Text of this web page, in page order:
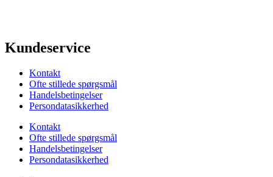
Kundeservice
Kontakt
Ofte stillede spørgsmål
Handelsbetingelser
Persondatasikkerhed
Kontakt
Ofte stillede spørgsmål
Handelsbetingelser
Persondatasikkerhed